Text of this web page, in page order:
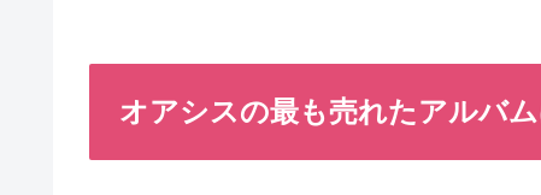
オアシスの最も売れたアルバ